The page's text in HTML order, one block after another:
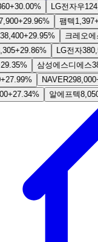
+30.00% LG전자우
+29.96% 팸텍1,397+
+29.95% 크레오에
+29.86% LG전자
% 삼성에스디에스
27.99% NAVER298,000+
+27.34% 알에프텍8,050
본 서비스는 투자 조
인에게 있습니다.